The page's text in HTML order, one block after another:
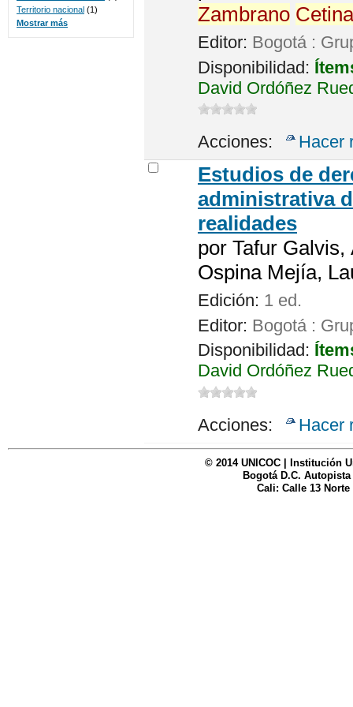
Zambrano
Editor: Bogotá :
Disponibilidad:
David Ordóñez
Acciones: Hacer
Estudios de
administrativa
realidades
por Tafur
Ospina Mejía,
Edición: 1 ed.
Editor: Bogotá :
Disponibilidad:
David Ordóñez
Acciones: Hacer
Territorio nacional (1)
Mostrar más
© 2014 UNICOC | Institución
Bogotá D.C. Autopista
Cali: Calle 13 Norte